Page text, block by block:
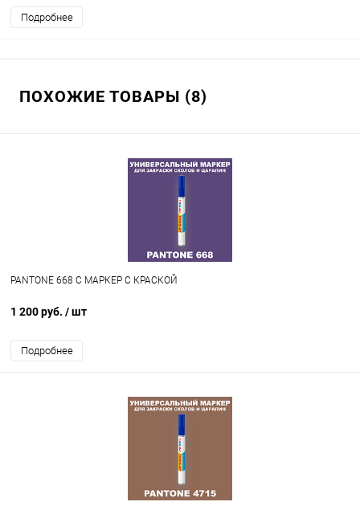
Подробнее
ПОХОЖИЕ ТОВАРЫ (8)
PANTONE 668 C МАРКЕР С КРАСКОЙ
1 200 руб. / шт
Подробнее